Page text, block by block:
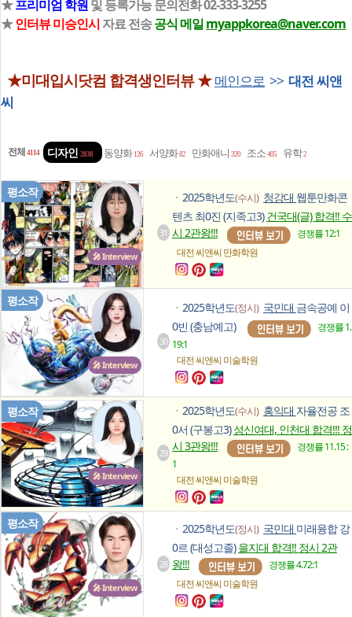
★프리미엄 학원및 등록가능 문의전화 02-333-3255
★인터뷰 미승인시자료 전송공식 메일myappkorea@naver.com
★미대입시닷컴 합격생인터뷰 ★메인으로 >> 대전 씨앤
씨
전체 4114 디자인 2838 동양화 126 서양화82 만화애니 320 조소 405 유학2
🎤 Interview
평소작
31
ㆍ 2025학년도(수시) 청강대 웹툰만화콘
텐츠 최0진 (지족고3)건국대(글) 합격!! 수
시 2관왕!!!
경쟁률 12:1
대전 씨앤씨만화학원
🎤 Interview
평소작
30
ㆍ 2025학년도(정시) 국민대 금속공예 이
0빈 (충남예고)
경쟁률 1.
19:1
대전 씨앤씨미술학원
🎤 Interview
평소작
29
ㆍ 2025학년도(수시) 홍익대 자율전공 조
0서 (구봉고3)성신여대, 인천대 합격!!! 정
시 3관왕!!!
경쟁률 11.15 :
1
대전 씨앤씨미술학원
🎤 Interview
평소작
28
ㆍ 2025학년도(정시) 국민대 미래융합 강
0르 (대성고졸)을지대 합격!! 정시 2관
왕!!!
경쟁률 4.72:1
대전 씨앤씨미술학원